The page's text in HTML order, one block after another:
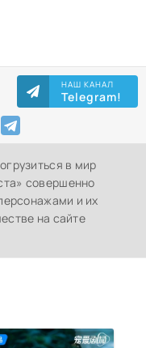
НАШ КАНАЛ
Telegram!
в мир
совершенно
и их
на сайте